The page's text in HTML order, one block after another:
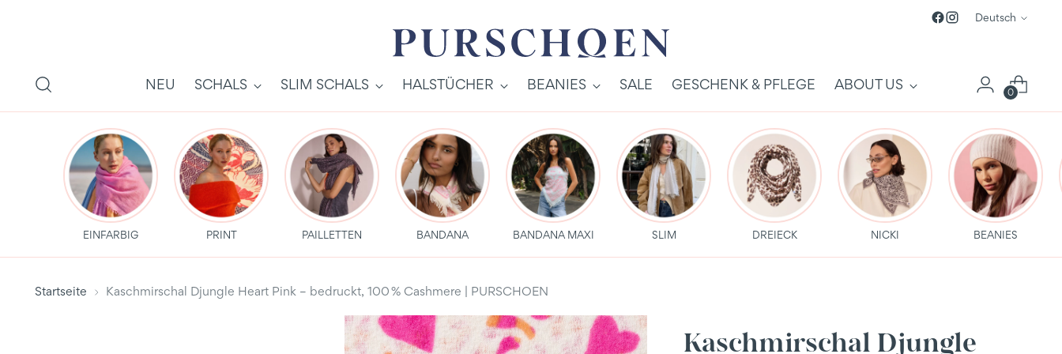
Sprache
Deutsch
NEU SCHALS SLIM SCHALS HALSTÜCHER BEANIES SALE GESCHENK & PFLEGE ABOUT US 0
EINFARBIG PRINT PAILLETTEN BANDANA BANDANA MAXI SLIM DREIECK NICKI BEANIES
Startseite Kaschmirschal Djungle Heart Pink – bedruckt, 100 % Cashmere | PURSCHOEN
Kaschmirschal Djungle